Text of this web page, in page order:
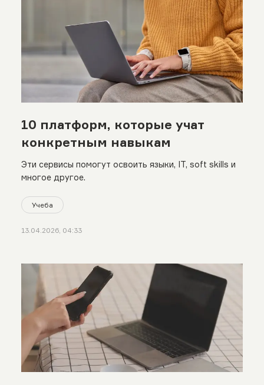
10 платформ, которые учат
конкретным навыкам
Эти сервисы помогут освоить языки, IT, soft skills и
многое другое.
Учеба
13.04.2026, 04:33